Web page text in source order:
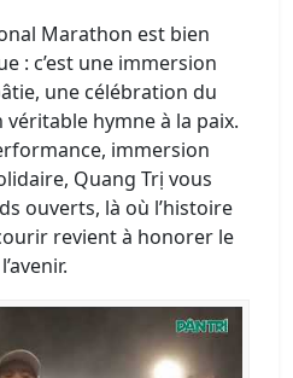
Marathon est bien
: c’est une immersion
une célébration du
hymne à la paix.
immersion
Quang Trị vous
ouverts, là où l’histoire
revient à honorer le